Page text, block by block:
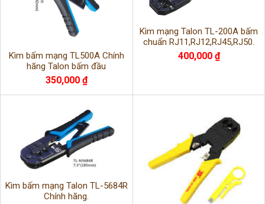
Kìm bấm mạng TL500A Chính
hãng Talon bấm đầu
RJ11,RJ12,RJ45.
350,000 ₫
Kìm mạng Talon TL-200A bấm
chuẩn RJ11,RJ12,RJ45,RJ50.
400,000 ₫
Kìm bấm mạng Talon TL-5684R
Chính hãng.